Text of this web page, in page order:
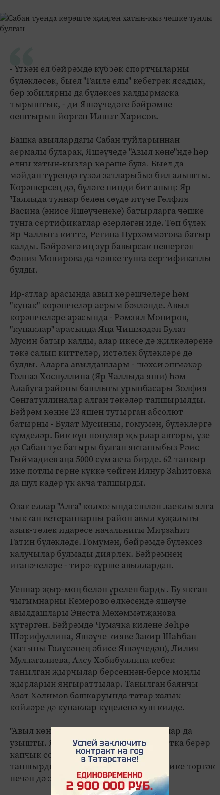
- Үткән ел бәйрәмдә күбрәк спортчыларны
бүләкләсәк, быел "Гаилә елы" кебегрәк ясадык,
бер юбилярны да бүләксез калдырмаска
тырыштык, - ди Яшәүчедәге бәйрәмне
оештырып йөргән Илшат Харисов.
Башка авыллардагы Сабан туйларыннан
аермалы буларак, Яшәүчедә "Авыл көне"ндә һәр
елны хатын-кызлар көрәше була. Быел да
мәйдан түрендә гүзәл затларыбыз бил алышты.
Көрәшерсең дә, бүләге нинди бит аның: Яр
Чаллыда туннар белән сәүдә итүче Гөлфия
Васина (әнисе Яшәүченеке) батырларга чәшке
тунга сертификатлар әзерләгән иде. Төп бүләк
Яр Чаллыга китте, Регина Нурхәммәтова батыр
калды. Бәйрәмгә иң зур бавырсак пешергән
Фәния Мөнирова да чәшке тунга сертификатлы
булды.
Ир-атлар арасында авыл көрәшчеләре һәм
"кунак" көрәшчеләр аерым бәяләнде. Авыл
көрәшчеләре арасында - Рәмзил Мөниров,
"кунаклар" арасында Яңа Чишмәдән Булат
Мусин батыр калды, алар икесе дә җилкәләренә
тәкә салып киттеләр, истәлек бүләкләре дә
булды. Аларга авылдашлары - шәхси эшмәкәр
Гөлназ Хөснуллина (Яр Чаллыда яши) һәм
Алабуга районы башлыгы урынбасары Зөлфия
Сөнгатуллиналар алган тәкәләр тапшырылды.
Бәйрәм көнне 23 яшен тутырган абсолют
батырны - Булат Мусинны, гомумән, бүләкләргә
күмделәр. Бик күп популяр җырлар авторы, үзе
дә Сабан туе батыры булган якташыбыз Рәис
Гыймадиев аңа 5000 сум акча бирде. 62 тапкыр
ике потлы герне күккә чөйгән Илнур Заһитовка
да шул кадәр үк акча тапшырды.
Озак еллар "Алга" колхозында эшләп лаеклы ялга
чыккан ветераннарны район авыл хуҗалыгы
азык-төлек идарәсе начальнигы Мирзаһит
Гатин бүләкләде. Гомумән, бәйрәмдә бүләксез
калучылар булмады диярлек. Бәйрәмнең
иганәчеләре - тирә-күрше авыллардан.
Уеннар җыр-моң белән үрелеп барды. Бу яктан
чыгымнарны Кемерово өлкәсендә яшәүче
авылдашлары Энеста Мөхәммәтҗанова
күтәргән. Бәйрәмдә Чумачка килене Зөһрә
Шәрифуллина, Яшәүче кияве Закир Шаһбан
(хатыны Гөлүсәнең әбисе Яшәүчедән), Лилия
Муллагалиева, Алсу Хәбибуллина кебек
танылган җырчылар берсеннән-берсе моңлы
җырларын яңгыраттылар. Танылган баянчы
Азат Хәлимов башкаруында татар халык
көйләре дә кунаклар күңеленә хуш килде.
"Авыл көне"едә Яшәүче болынында атлар да
узышты. Ярышларда катнашкан һәр атка берәр
капчык солы һәм истәлек бүләкләре
тапшырдылар, ә беренче килгән атка ике төргәк
печән дә эләкте.